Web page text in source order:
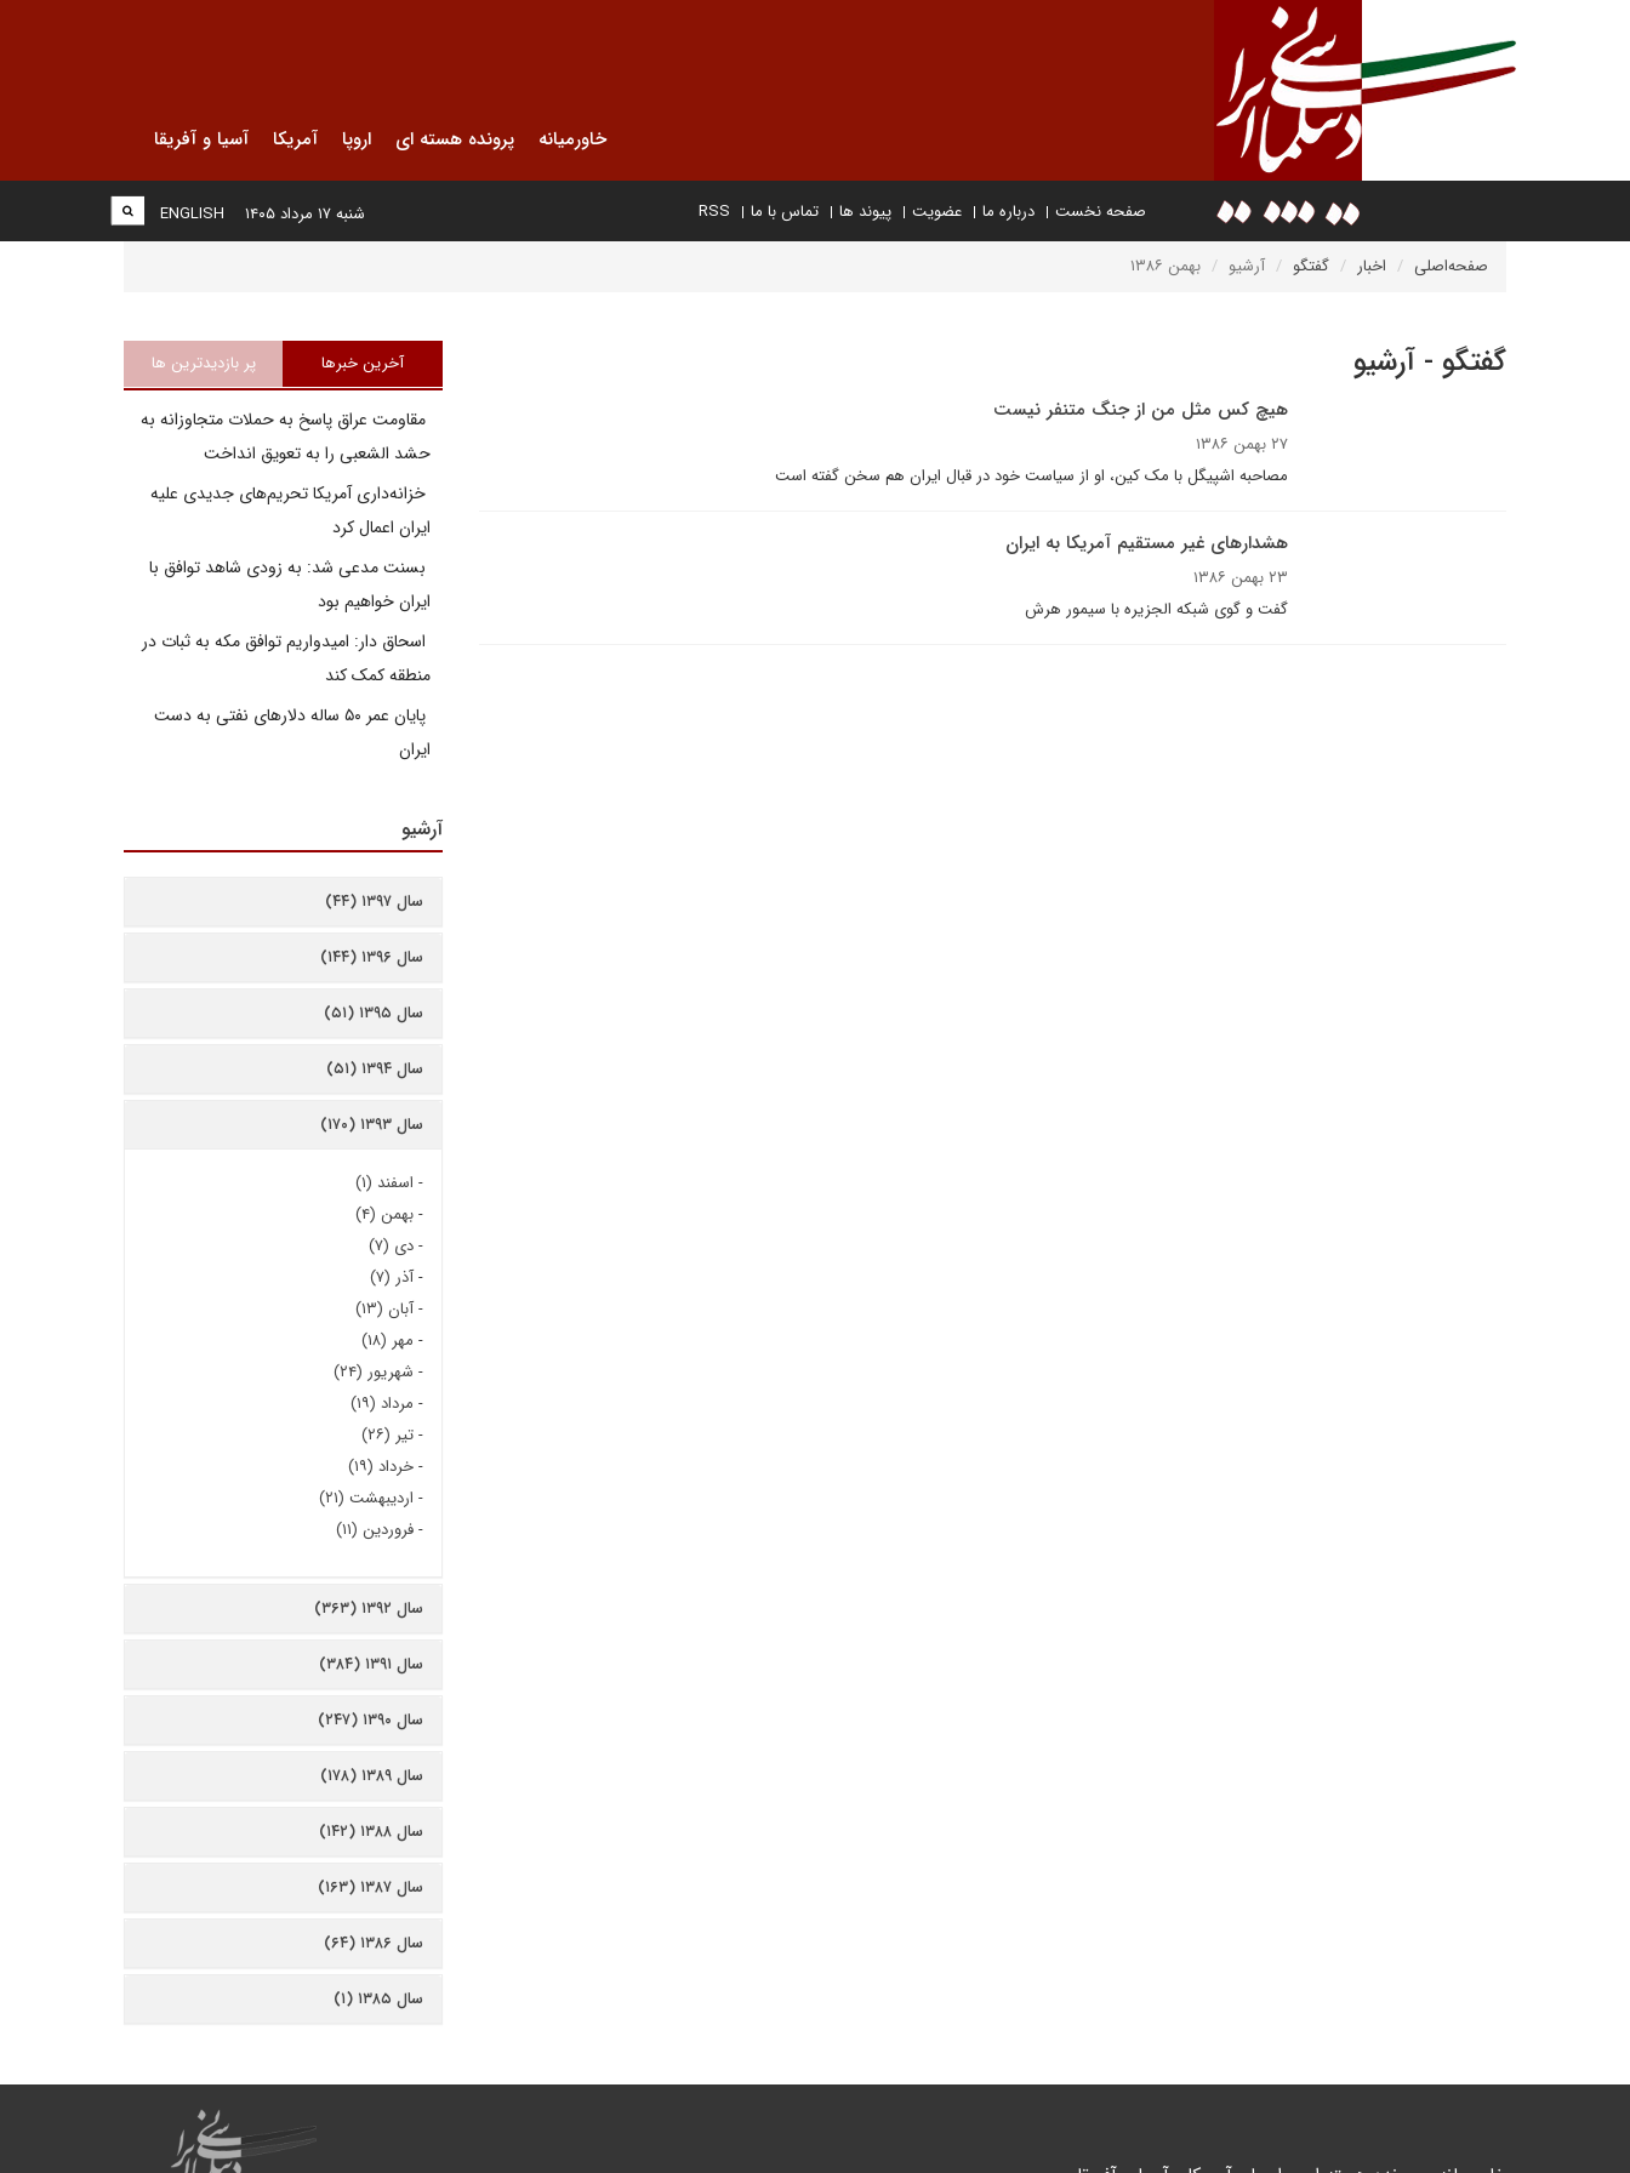
خاورمیانه پرونده هسته ای اروپا آمریکا آسیا و آفریقا
صفحه نخست درباره ما عضویت پیوند ها تماس با ما RSS
ENGLISH شنبه ۱۷ مرداد ۱۴۰۵
صفحه‌اصلی اخبار گفتگو آرشیو بهمن ۱۳۸۶
گفتگو - آرشیو
هیچ کس مثل من از جنگ متنفر نیست
۲۷ بهمن ۱۳۸۶
مصاحبه اشپیگل با مک کین، او از سیاست خود در قبال ایران هم سخن گفته است
هشدارهاى غير مستقيم آمريکا به ايران
۲۳ بهمن ۱۳۸۶
گفت و گوى شبکه الجزيره با سيمور هرش
آخرین خبرها پر بازدیدترین ها
مقاومت عراق پاسخ به حملات متجاوزانه به
حشد الشعبی را به تعویق انداخت
خزانه‌داری آمریکا تحریم‌های جدیدی علیه
ایران اعمال کرد
بسنت مدعی شد: به زودی شاهد توافق با
ایران خواهیم بود
اسحاق دار: امیدواریم توافق مکه به ثبات در
منطقه کمک کند
پایان عمر ۵۰ ساله دلارهای نفتی به دست
ایران
آرشیو
سال ۱۳۹۷ (۴۴)
سال ۱۳۹۶ (۱۴۴)
سال ۱۳۹۵ (۵۱)
سال ۱۳۹۴ (۵۱)
سال ۱۳۹۳ (۱۷۰)
- اسفند (۱)
-بهمن (۴)
-دی (۷)
-آذر (۷)
-آبان (۱۳)
- مهر (۱۸)
- شهریور (۲۴)
- مرداد (۱۹)
-تیر (۲۶)
-خرداد (۱۹)
- اردیبهشت (۲۱)
-فروردین (۱۱)
سال ۱۳۹۲ (۳۶۳)
سال ۱۳۹۱ (۳۸۴)
سال ۱۳۹۰ (۲۴۷)
سال ۱۳۸۹ (۱۷۸)
سال ۱۳۸۸ (۱۴۲)
سال ۱۳۸۷ (۱۶۳)
سال ۱۳۸۶ (۶۴)
سال ۱۳۸۵ (۱)